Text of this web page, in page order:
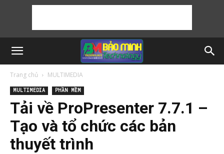
Trang chủ MULTIMEDIA
MULTIMEDIA PHẦN MỀM
Tải về ProPresenter 7.7.1 –
Tạo và tổ chức các bản
thuyết trình